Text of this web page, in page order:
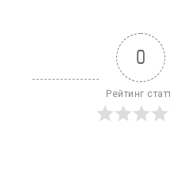
0
Рейтинг